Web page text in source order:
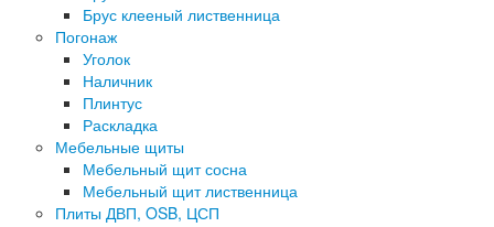
Брус клееный лиственница
Погонаж
Уголок
Наличник
Плинтус
Раскладка
Мебельные щиты
Мебельный щит сосна
Мебельный щит лиственница
Плиты ДВП, OSB, ЦСП